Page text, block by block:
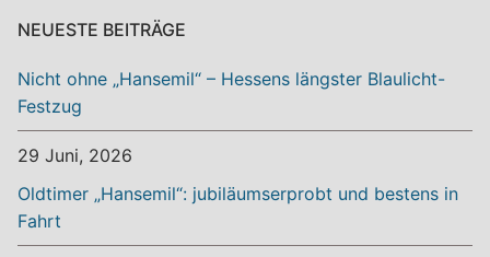
NEUESTE BEITRÄGE
Nicht ohne „Hansemil“ – Hessens längster Blaulicht-
Festzug
29 Juni, 2026
Oldtimer „Hansemil“: jubiläumserprobt und bestens in
Fahrt